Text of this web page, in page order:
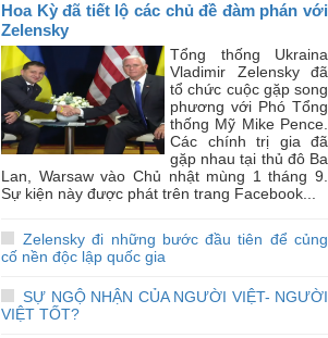
Hoa Kỳ đã tiết lộ các chủ đề đàm phán với
Zelensky
Tổng thống Ukraina
Vladimir Zelensky đã
tổ chức cuộc gặp song
phương với Phó Tổng
thống Mỹ Mike Pence.
Các chính trị gia đã
gặp nhau tại thủ đô Ba
Lan, Warsaw vào Chủ nhật mùng 1 tháng 9.
Sự kiện này được phát trên trang Facebook...
Zelensky đi những bước đầu tiên để củng
cố nền độc lập quốc gia
SỰ NGỘ NHẬN CỦA NGƯỜI VIỆT- NGƯỜI
VIỆT TỐT?